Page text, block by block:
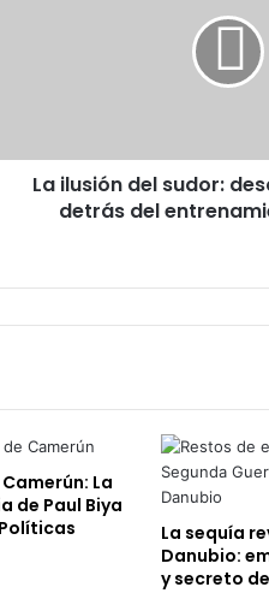
entrenamiento
La ilusión del sudor:
detrás del
La
de Paul Biya
La sequía
Danubio:
y secreto